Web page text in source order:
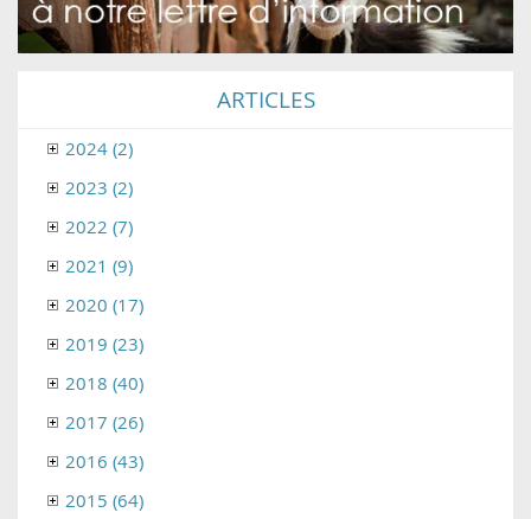
ARTICLES
2024 (2)
2023 (2)
2022 (7)
2021 (9)
2020 (17)
2019 (23)
2018 (40)
2017 (26)
2016 (43)
2015 (64)